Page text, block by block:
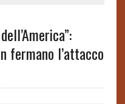
fermano l’attacco